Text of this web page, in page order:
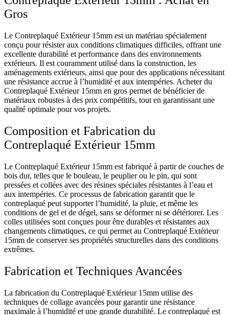
Gros
Le Contreplaqué Extérieur 15mm est un matériau spécialement
conçu pour résister aux conditions climatiques difficiles, offrant une
excellente durabilité et performance dans des environnements
extérieurs. Il est couramment utilisé dans la construction, les
aménagements extérieurs, ainsi que pour des applications nécessitant
une résistance accrue à l’humidité et aux intempéries. Acheter du
Contreplaqué Extérieur 15mm en gros permet de bénéficier de
matériaux robustes à des prix compétitifs, tout en garantissant une
qualité optimale pour vos projets.
Composition et Fabrication du
Contreplaqué Extérieur 15mm
Le Contreplaqué Extérieur 15mm est fabriqué à partir de couches de
bois dur, telles que le bouleau, le peuplier ou le pin, qui sont
pressées et collées avec des résines spéciales résistantes à l’eau et
aux intempéries. Ce processus de fabrication garantit que le
contreplaqué peut supporter l’humidité, la pluie, et même les
conditions de gel et de dégel, sans se déformer ni se détériorer. Les
colles utilisées sont conçues pour être durables et résistantes aux
changements climatiques, ce qui permet au Contreplaqué Extérieur
15mm de conserver ses propriétés structurelles dans des conditions
extrêmes.
Fabrication et Techniques Avancées
La fabrication du Contreplaqué Extérieur 15mm utilise des
techniques de collage avancées pour garantir une résistance
maximale à l’humidité et une grande durabilité. Le contreplaqué est